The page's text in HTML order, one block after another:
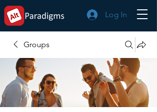
Log In
Groups